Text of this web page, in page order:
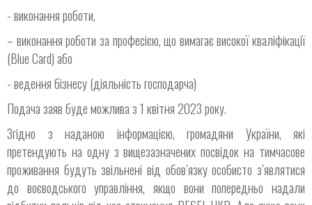
- виконання роботи,
– виконання роботи за професією, що вимагає високої кваліфікації
(Blue Card) або
- ведення бізнесу (діяльність господарча)
Подача заяв буде можлива з 1 квітня 2023 року.
Згідно з наданою інформацією, громадяни України, які
претендують на одну з вищезазначених посвідок на тимчасове
проживання будуть звільнені від обов’язку особисто з’являтися
до воєводського управління, якщо вони попередньо надали